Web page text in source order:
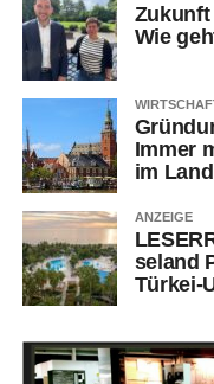
Wie
Immer
im
ANZEIGE
se­land
Türkei-